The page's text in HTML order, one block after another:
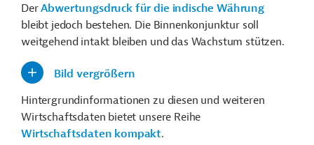
DerAbwertungsdruck für die indische Währung
bleibt jedoch bestehen. Die Binnenkonjunktur soll
weitgehend intakt bleiben und das Wachstum stützen.
Bild vergrößern
Hintergrundinformationen zu diesen und weiteren
Wirtschaftsdaten bietet unsere Reihe
Wirtschaftsdaten kompakt.